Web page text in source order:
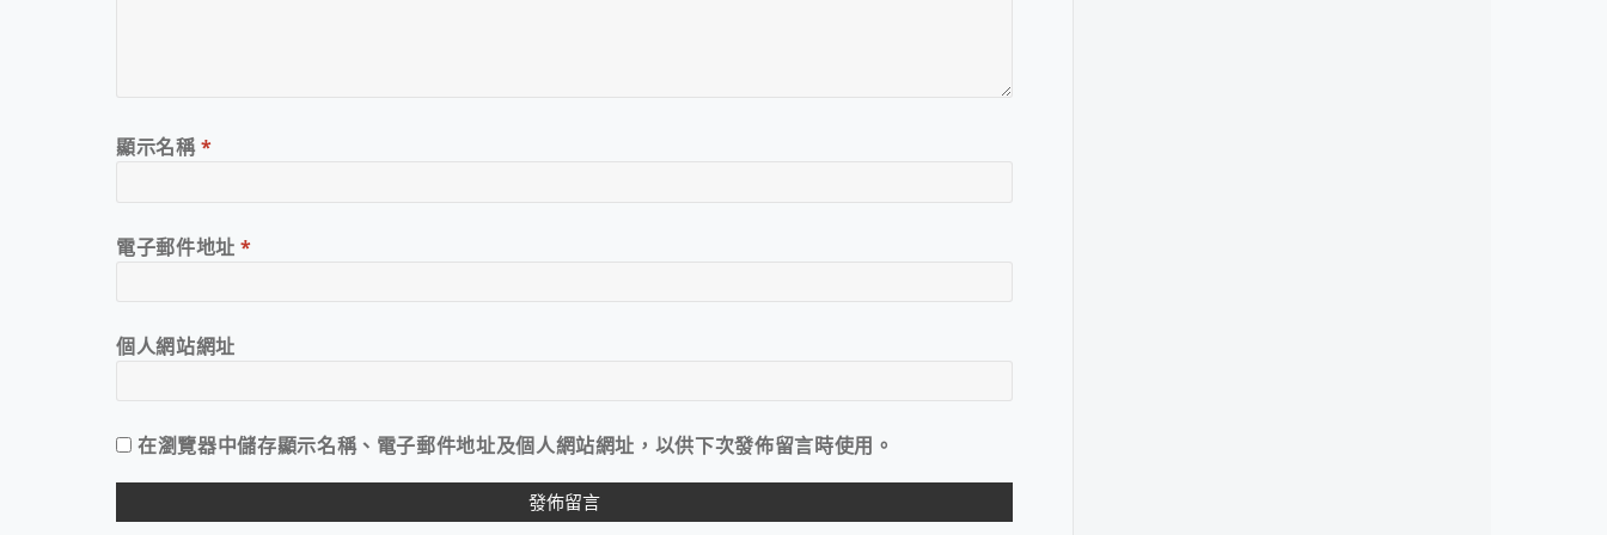
顯示名稱*
電子郵件地址*
個人網站網址
在瀏覽器中儲存顯示名稱、電子郵件地址及個人網站網址，以供下次發佈留言時使用。